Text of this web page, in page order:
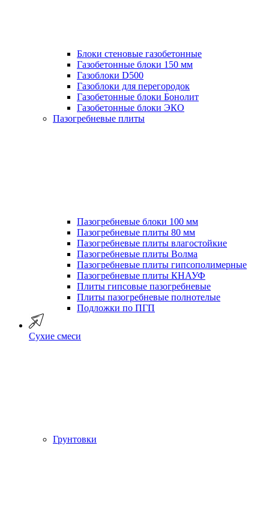
Блоки стеновые газобетонные
Газобетонные блоки 150 мм
Газоблоки D500
Газоблоки для перегородок
Газобетонные блоки Бонолит
Газобетонные блоки ЭКО
Пазогребневые плиты
Пазогребневые блоки 100 мм
Пазогребневые плиты 80 мм
Пазогребневые плиты влагостойкие
Пазогребневые плиты Волма
Пазогребневые плиты гипсополимерные
Пазогребневые плиты КНАУФ
Плиты гипсовые пазогребневые
Плиты пазогребневые полнотелые
Подложки по ПГП
Сухие смеси
Грунтовки